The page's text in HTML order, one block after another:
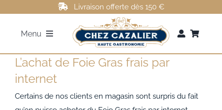
contenu
Livraison offerte dès 150 €
Menu
FOIE GRAS
ROTI DE CANARD
L’achat de Foie Gras frais par
internet
Certains de nos clients en magasin sont surpris du fait